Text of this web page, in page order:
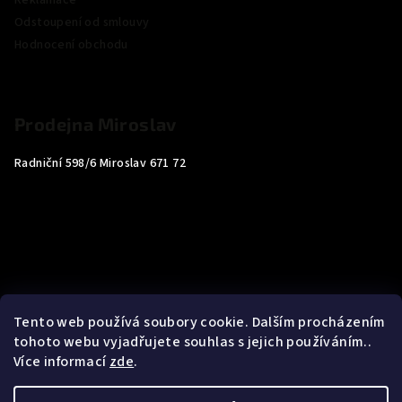
Tento web používá soubory cookie. Dalším procházením
tohoto webu vyjadřujete souhlas s jejich používáním..
Více informacízde.
Radniční 598/6 Miroslav 671 72